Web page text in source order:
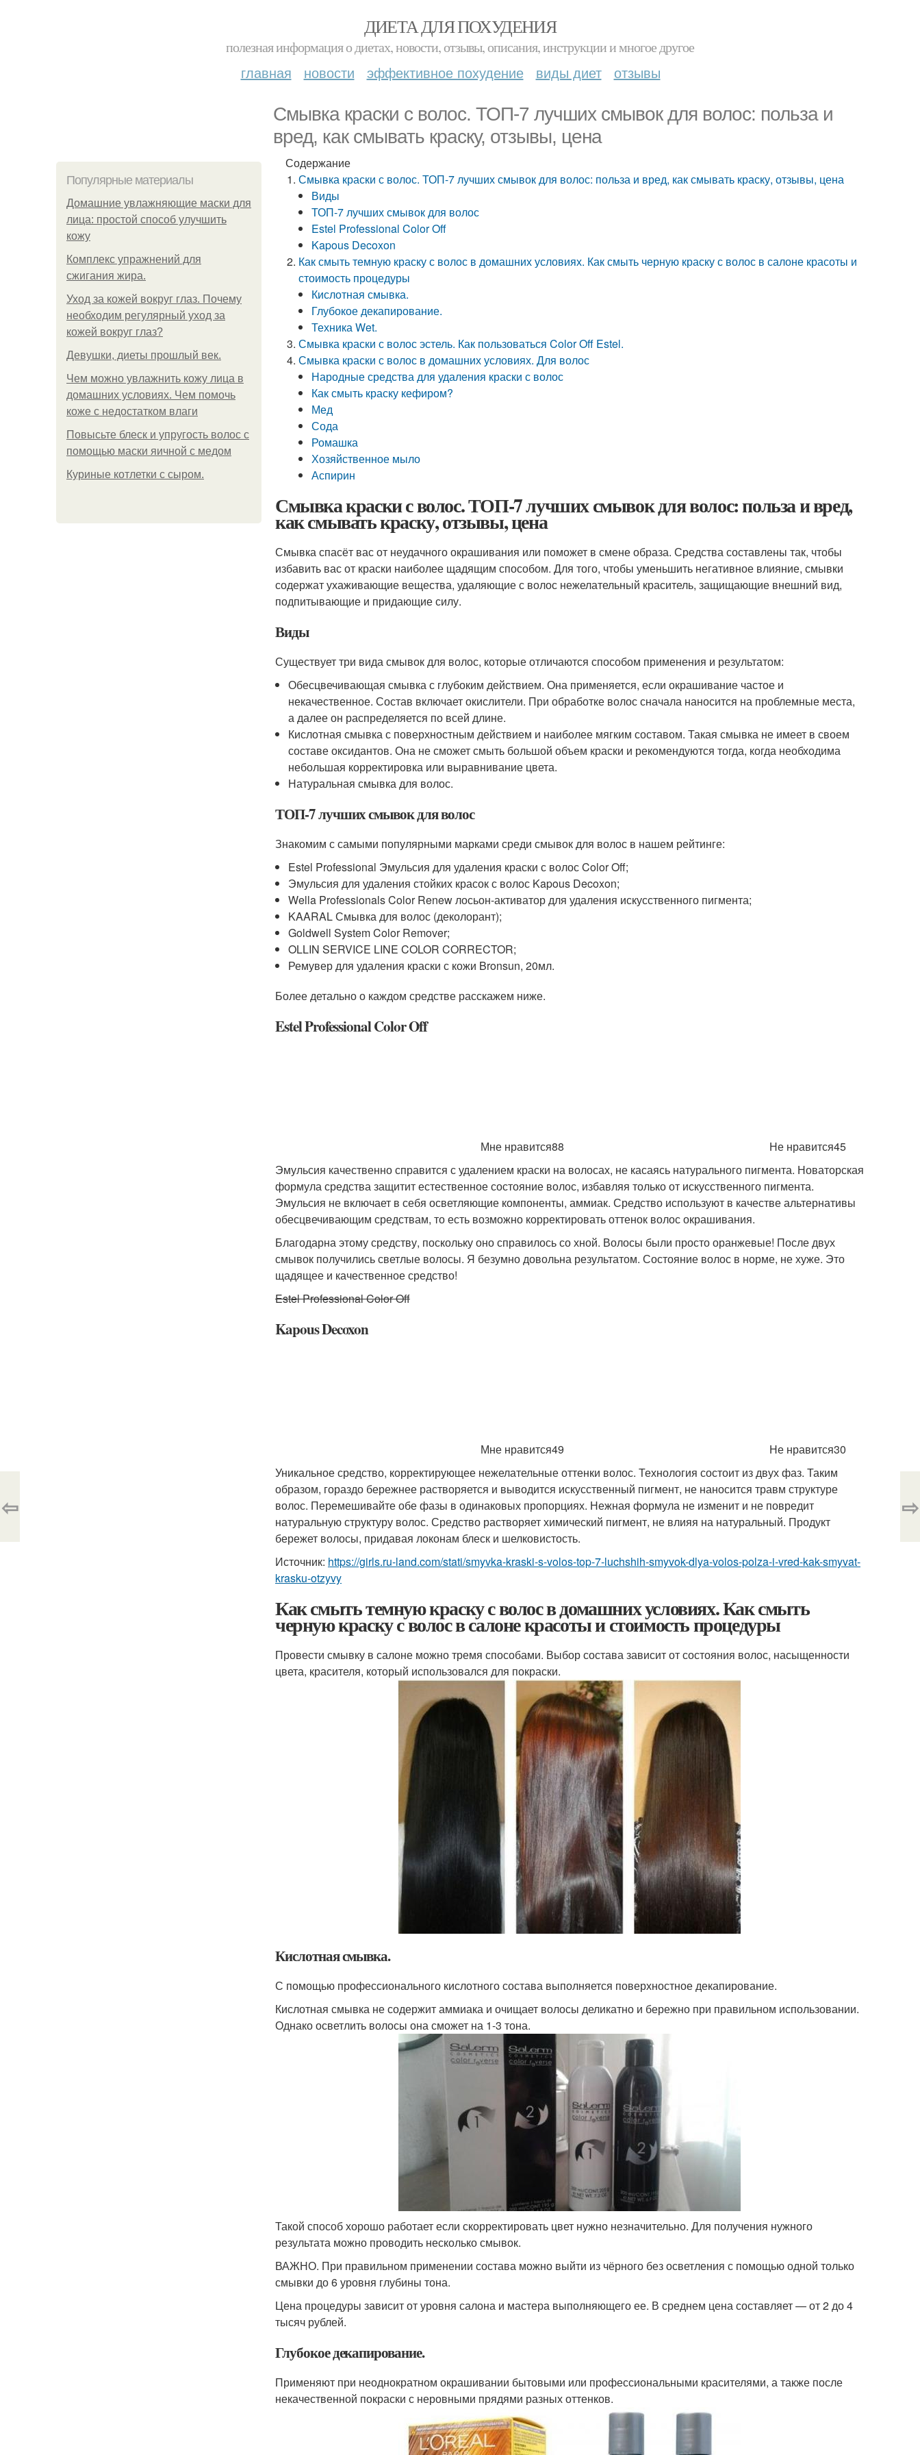
ДИЕТА ДЛЯ ПОХУДЕНИЯ
полезная информация о диетах, новости, отзывы, описания, инструкции и многое другое
главная новости эффективное похудение виды диет отзывы
Смывка краски с волос. ТОП-7 лучших смывок для волос: польза и
вред, как смывать краску, отзывы, цена
Популярные материалы
Домашние увлажняющие маски для
лица: простой способ улучшить
кожу
Комплекс упражнений для
сжигания жира.
Уход за кожей вокруг глаз. Почему
необходим регулярный уход за
кожей вокруг глаз?
Девушки, диеты прошлый век.
Чем можно увлажнить кожу лица в
домашних условиях. Чем помочь
коже с недостатком влаги
Повысьте блеск и упругость волос с
помощью маски яичной с медом
Куриные котлетки с сыром.
Содержание
Смывка краски с волос. ТОП-7 лучших смывок для волос: польза и вред, как смывать краску, отзывы, цена
Виды
ТОП-7 лучших смывок для волос
Estel Professional Color Off
Kapous Decoxon
Как смыть темную краску с волос в домашних условиях. Как смыть черную краску с волос в салоне красоты и
стоимость процедуры
Кислотная смывка.
Глубокое декапирование.
Техника Wet.
Смывка краски с волос эстель. Как пользоваться Color Off Estel.
Смывка краски с волос в домашних условиях. Для волос
Народные средства для удаления краски с волос
Как смыть краску кефиром?
Мед
Сода
Ромашка
Хозяйственное мыло
Аспирин
Смывка краски с волос. ТОП-7 лучших смывок для волос: польза и вред,
как смывать краску, отзывы, цена
Смывка спасёт вас от неудачного окрашивания или поможет в смене образа. Средства составлены так, чтобы
избавить вас от краски наиболее щадящим способом. Для того, чтобы уменьшить негативное влияние, смывки
содержат ухаживающие вещества, удаляющие с волос нежелательный краситель, защищающие внешний вид,
подпитывающие и придающие силу.
Виды
Существует три вида смывок для волос, которые отличаются способом применения и результатом:
Обесцвечивающая смывка с глубоким действием. Она применяется, если окрашивание частое и
некачественное. Состав включает окислители. При обработке волос сначала наносится на проблемные места,
а далее он распределяется по всей длине.
Кислотная смывка с поверхностным действием и наиболее мягким составом. Такая смывка не имеет в своем
составе оксидантов. Она не сможет смыть большой объем краски и рекомендуются тогда, когда необходима
небольшая корректировка или выравнивание цвета.
Натуральная смывка для волос.
ТОП-7 лучших смывок для волос
Знакомим с самыми популярными марками среди смывок для волос в нашем рейтинге:
Estel Professional Эмульсия для удаления краски с волос Color Off;
Эмульсия для удаления стойких красок с волос Kapous Decoxon;
Wella Professionals Color Renew лосьон-активатор для удаления искусственного пигмента;
KAARAL Смывка для волос (деколорант);
Goldwell System Color Remover;
OLLIN SERVICE LINE COLOR CORRECTOR;
Ремувер для удаления краски с кожи Bronsun, 20мл.
Более детально о каждом средстве расскажем ниже.
Estel Professional Color Off
Мне нравится88
Не нравится45
Эмульсия качественно справится с удалением краски на волосах, не касаясь натурального пигмента. Новаторская
формула средства защитит естественное состояние волос, избавляя только от искусственного пигмента.
Эмульсия не включает в себя осветляющие компоненты, аммиак. Средство используют в качестве альтернативы
обесцвечивающим средствам, то есть возможно корректировать оттенок волос окрашивания.
Благодарна этому средству, поскольку оно справилось со хной. Волосы были просто оранжевые! После двух
смывок получились светлые волосы. Я безумно довольна результатом. Состояние волос в норме, не хуже. Это
щадящее и качественное средство!
Estel Professional Color Off
Kapous Decoxon
Мне нравится49
Не нравится30
Уникальное средство, корректирующее нежелательные оттенки волос. Технология состоит из двух фаз. Таким
образом, гораздо бережнее растворяется и выводится искусственный пигмент, не наносится травм структуре
волос. Перемешивайте обе фазы в одинаковых пропорциях. Нежная формула не изменит и не повредит
натуральную структуру волос. Средство растворяет химический пигмент, не влияя на натуральный. Продукт
бережет волосы, придавая локонам блеск и шелковистость.
Источник: https://girls.ru-land.com/stati/smyvka-kraski-s-volos-top-7-luchshih-smyvok-dlya-volos-polza-i-vred-kak-smyvat-
krasku-otzyvy
Как смыть темную краску с волос в домашних условиях. Как смыть
черную краску с волос в салоне красоты и стоимость процедуры
Провести смывку в салоне можно тремя способами. Выбор состава зависит от состояния волос, насыщенности
цвета, красителя, который использовался для покраски.
Кислотная смывка.
С помощью профессионального кислотного состава выполняется поверхностное декапирование.
Кислотная смывка не содержит аммиака и очищает волосы деликатно и бережно при правильном использовании.
Однако осветлить волосы она сможет на 1-3 тона.
Такой способ хорошо работает если скорректировать цвет нужно незначительно. Для получения нужного
результата можно проводить несколько смывок.
ВАЖНО. При правильном применении состава можно выйти из чёрного без осветления с помощью одной только
смывки до 6 уровня глубины тона.
Цена процедуры зависит от уровня салона и мастера выполняющего ее. В среднем цена составляет — от 2 до 4
тысяч рублей.
Глубокое декапирование.
Применяют при неоднократном окрашивании бытовыми или профессиональными красителями, а также после
некачественной покраски с неровными прядями разных оттенков.
⇦ ⇨